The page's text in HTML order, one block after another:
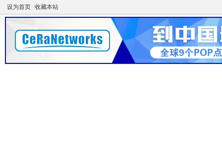
设为首页 收藏本站